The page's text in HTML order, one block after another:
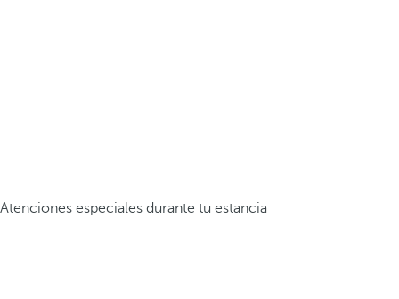
Atenciones especiales durante tu estancia